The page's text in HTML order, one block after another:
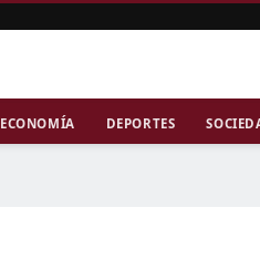
ECONOMÍA DEPORTES